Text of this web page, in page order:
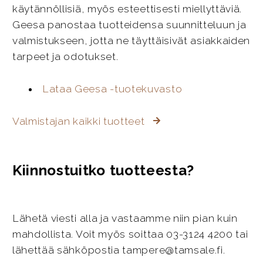
käytännöllisiä, myös esteettisesti miellyttäviä.
Geesa panostaa tuotteidensa suunnitteluun ja
valmistukseen, jotta ne täyttäisivät asiakkaiden
tarpeet ja odotukset.
Lataa Geesa -tuotekuvasto
Valmistajan kaikki tuotteet
Kiinnostuitko tuotteesta?
Lähetä viesti alla ja vastaamme niin pian kuin
mahdollista. Voit myös soittaa 03-3124 4200 tai
lähettää sähköpostia tampere@tamsale.fi.